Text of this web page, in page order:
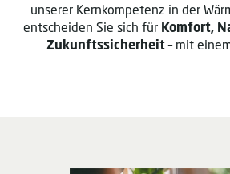
unserer Kernkompetenz in der
entscheiden Sie sich für Komfort,
Zukunftssicherheit– mit